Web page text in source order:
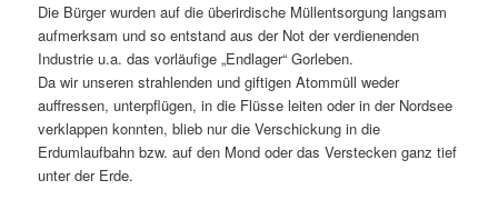
Die Bürger wurden auf die überirdische Müllentsorgung langsam
aufmerksam und so entstand aus der Not der verdienenden
Industrie u.a. das vorläufige „Endlager“ Gorleben.
Da wir unseren strahlenden und giftigen Atommüll weder
auffressen, unterpflügen, in die Flüsse leiten oder in der Nordsee
verklappen konnten, blieb nur die Verschickung in die
Erdumlaufbahn bzw. auf den Mond oder das Verstecken ganz tief
unter der Erde.